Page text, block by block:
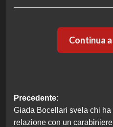
Continua
Navigazione
articolo
Precedente:
Giada Bocellari svela chi
relazione con un